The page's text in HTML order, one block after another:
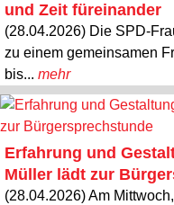
und Zeit füreinander
(28.04.2026) Die SPD-
zu einem gemeinsamen
bis... mehr
Erfahrung und
Müller lädt zur
(28.04.2026) Am